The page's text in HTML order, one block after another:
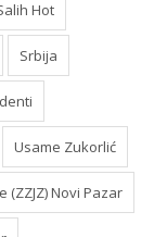
Hot
Srbija
Usame Zukorlić
Novi Pazar